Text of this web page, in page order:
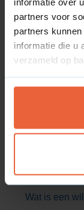
partners voor
partners
informatie die u
verzameld op
Looker studio
Wat is een
Wat is een
Wat is een
Wat is een
Wat is een